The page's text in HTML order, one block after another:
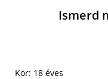
Ismerd
Kor: 18 éves